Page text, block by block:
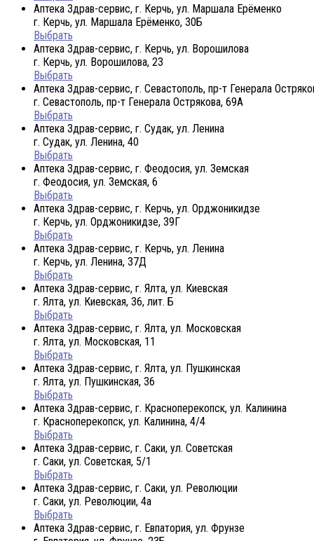
Аптека Здрав-сервис, г. Керчь, ул. Маршала Ерёменко
г. Керчь, ул. Маршала Ерёменко, 30Б
Выбрать
Аптека Здрав-сервис, г. Керчь, ул. Ворошилова
г. Керчь, ул. Ворошилова, 23
Выбрать
Аптека Здрав-сервис, г. Севастополь, пр-т Генерала
г. Севастополь, пр-т Генерала Острякова, 69А
Выбрать
Аптека Здрав-сервис, г. Судак, ул. Ленина
г. Судак, ул. Ленина, 40
Выбрать
Аптека Здрав-сервис, г. Феодосия, ул. Земская
г. Феодосия, ул. Земская, 6
Выбрать
Аптека Здрав-сервис, г. Керчь, ул. Орджоникидзе
г. Керчь, ул. Орджоникидзе, 39Г
Выбрать
Аптека Здрав-сервис, г. Керчь, ул. Ленина
г. Керчь, ул. Ленина, 37Д
Выбрать
Аптека Здрав-сервис, г. Ялта, ул. Киевская
г. Ялта, ул. Киевская, 36, лит. Б
Выбрать
Аптека Здрав-сервис, г. Ялта, ул. Московская
г. Ялта, ул. Московская, 11
Выбрать
Аптека Здрав-сервис, г. Ялта, ул. Пушкинская
г. Ялта, ул. Пушкинская, 36
Выбрать
Аптека Здрав-сервис, г. Красноперекопск, ул. Калинина
г. Красноперекопск, ул. Калинина, 4/4
Выбрать
Аптека Здрав-сервис, г. Саки, ул. Советская
г. Саки, ул. Советская, 5/1
Выбрать
Аптека Здрав-сервис, г. Саки, ул. Революции
г. Саки, ул. Революции, 4а
Выбрать
Аптека Здрав-сервис, г. Евпатория, ул. Фрунзе